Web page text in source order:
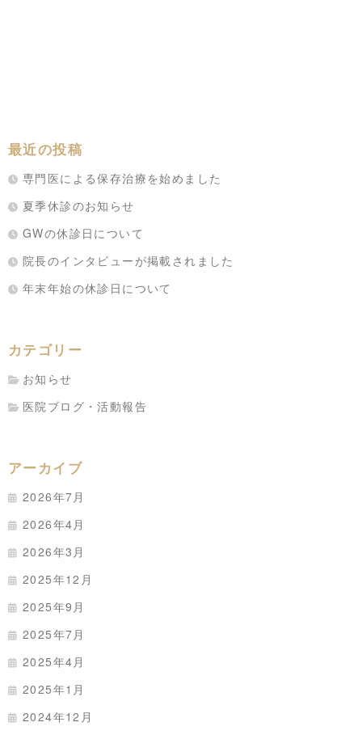
最近の投稿
専門医による保存治療を始めました
夏季休診のお知らせ
GWの休診日について
院長のインタビューが掲載されました
年末年始の休診日について
カテゴリー
お知らせ
医院ブログ・活動報告
アーカイブ
2026年7月
2026年4月
2026年3月
2025年12月
2025年9月
2025年7月
2025年4月
2025年1月
2024年12月